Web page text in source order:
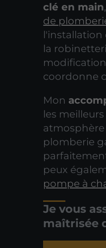
clé en main
de
l'installation
la
coordonne
Mon
les
plomberie
peux
pompe à
Je vous
maîtrisée